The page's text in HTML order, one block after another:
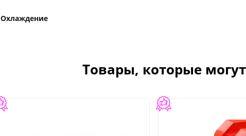
Охлаждение
Товары, которые